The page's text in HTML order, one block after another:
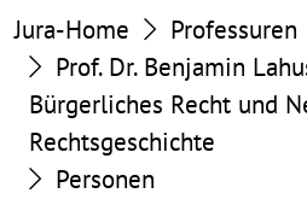
Jura-Home
Professuren
Prof. Dr. Benjamin
Bürgerliches Recht und
Rechtsgeschichte
Personen